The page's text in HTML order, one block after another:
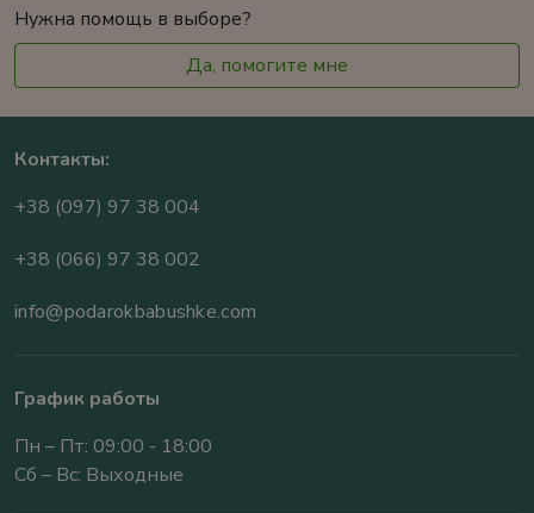
Нужна помощь в выборе?
Да, помогите мне
Контакты:
+38 (097) 97 38 004
+38 (066) 97 38 002
info@podarokbabushke.com
График работы
Пн – Пт: 09:00 - 18:00
Сб – Вс: Выходные